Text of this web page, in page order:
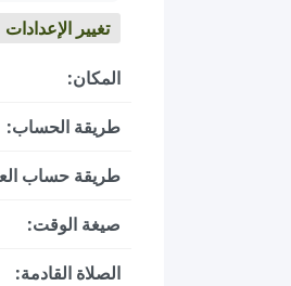
تغيير الإعدادات
المكان:
طريقة الحساب:
طريقة حساب
صيغة الوقت:
الصلاة القادمة: